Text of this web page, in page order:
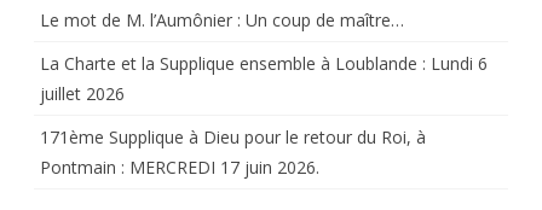
Le mot de M. l’Aumônier : Un coup de maître…
La Charte et la Supplique ensemble à Loublande : Lundi 6
juillet 2026
171ème Supplique à Dieu pour le retour du Roi, à
Pontmain : MERCREDI 17 juin 2026.